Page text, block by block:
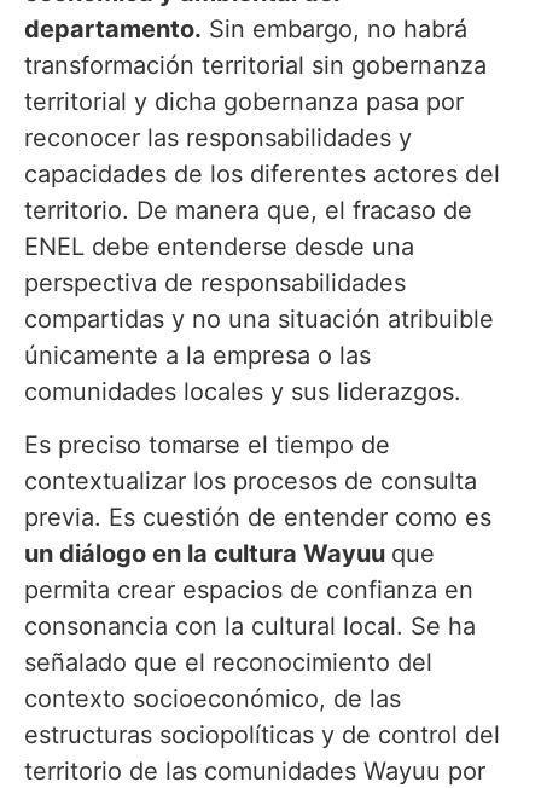
departamento. Sin embargo, no habrá
transformación territorial sin gobernanza
territorial y dicha gobernanza pasa por
reconocer las responsabilidades y
capacidades de los diferentes actores del
territorio. De manera que, el fracaso de
ENEL debe entenderse desde una
perspectiva de responsabilidades
compartidas y no una situación atribuible
únicamente a la empresa o las
comunidades locales y sus liderazgos.
Es preciso tomarse el tiempo de
contextualizar los procesos de consulta
previa. Es cuestión de entender como es
un diálogo en la cultura Wayuu que
permita crear espacios de confianza en
consonancia con la cultural local. Se ha
señalado que el reconocimiento del
contexto socioeconómico, de las
estructuras sociopolíticas y de control del
territorio de las comunidades Wayuu por